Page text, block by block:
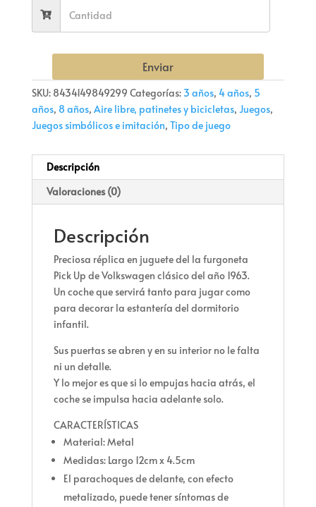
Enviar
SKU: 8434149849299 Categorías: 3 años, 4 años, 5
años, 8 años, Aire libre, patinetes y bicicletas, Juegos,
Juegos simbólicos e imitación, Tipo de juego
Descripción
Valoraciones (0)
Descripción
Preciosa réplica en juguete del la furgoneta
Pick Up de Volkswagen clásico del año 1963.
Un coche que servirá tanto para jugar como
para decorar la estantería del dormitorio
infantil.
Sus puertas se abren y en su interior no le falta
ni un detalle.
Y lo mejor es que si lo empujas hacia atrás, el
coche se impulsa hacia adelante solo.
CARACTERÍSTICAS
Material: Metal
Medidas: Largo 12cm x 4.5cm
El parachoques de delante, con efecto
metalizado, puede tener síntomas de